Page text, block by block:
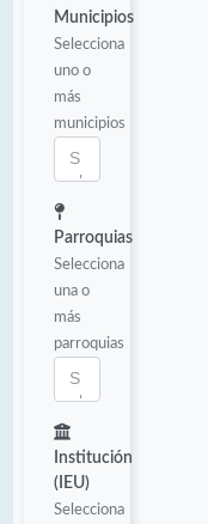
Municipios
Selecciona
uno o
más
municipios
Parroquias
Selecciona
una o
más
parroquias
Institución
(IEU)
Selecciona